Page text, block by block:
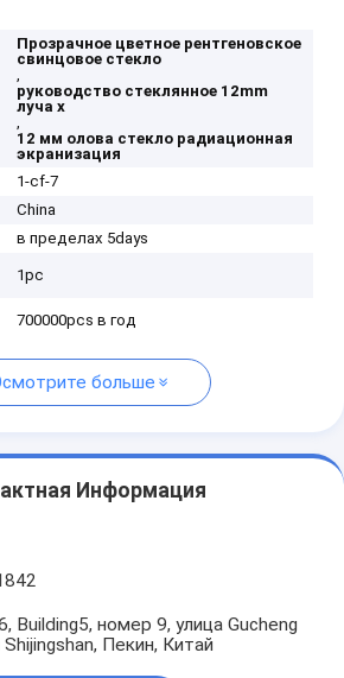
Прозрачное цветное рентгеновское
свинцовое стекло
,
руководство стеклянное 12mm
луча x
,
12 мм олова стекло радиационная
экранизация
1-cf-7
China
в пределах 5days
1pc
700000pcs в год
больше
Информация
Building5, номер 9, улица Gucheng
Пекин, Китай